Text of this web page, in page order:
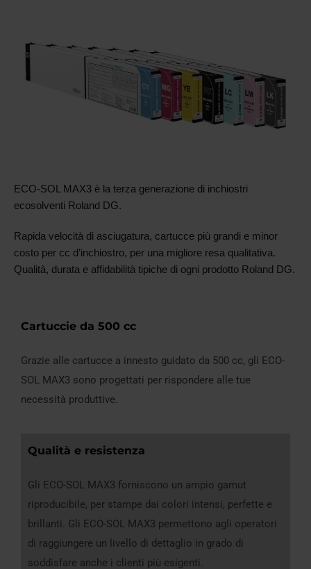
ECO-SOL MAX3 è la terza generazione di inchiostri
ecosolventi Roland DG.
Rapida velocità di asciugatura, cartucce più grandi e minor
costo per cc d’inchiostro, per una migliore resa qualitativa.
Qualità, durata e affidabilità tipiche di ogni prodotto Roland DG.
Cartuccie da 500 cc
Grazie alle cartucce a innesto guidato da 500 cc, gli ECO-
SOL MAX3 sono progettati per rispondere alle tue
necessità produttive.
Qualità e resistenza
Gli ECO-SOL MAX3 forniscono un ampio gamut
riproducibile, per stampe dai colori intensi, perfette e
brillanti. Gli ECO-SOL MAX3 permettono agli operatori
di raggiungere un livello di dettaglio in grado di
soddisfare anche i clienti più esigenti.